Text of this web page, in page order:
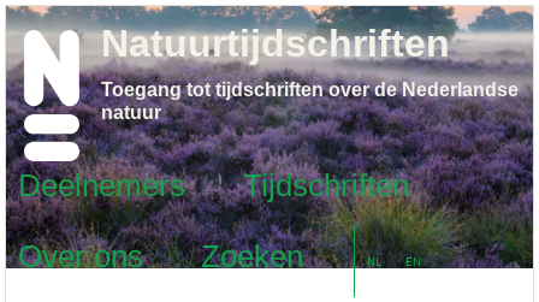
Deelnemers
Tijdschriften
Over ons
Zoeken NL EN
Natuurtijdschriften
Toegang tot tijdschriften over de Nederlandse
natuur